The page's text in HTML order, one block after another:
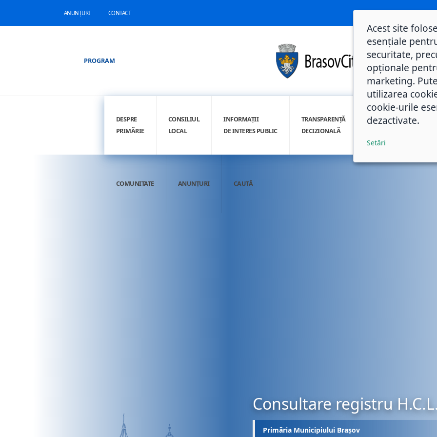
ANUNȚURI CONTACT
PROGRAM
DESPRE
PRIMĂRIE
CONSILIUL
LOCAL
INFORMAȚII
DE INTERES PUBLIC
TRANSPARENȚĂ
DECIZIONALĂ
INTEGRITATE
COMUNITATE ANUNȚURI CAUTĂ
Consultare registru
Primăria Municipiului Brașov
Acest site
esențiale
securitate,
opționale
marketing.
utilizarea
cookie-urile
dezactivate.
Setări